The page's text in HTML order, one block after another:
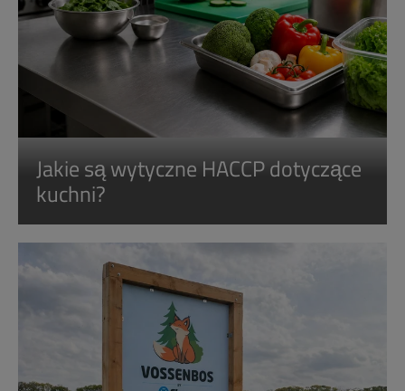
Jakie są wytyczne HACCP dotyczące
kuchni?